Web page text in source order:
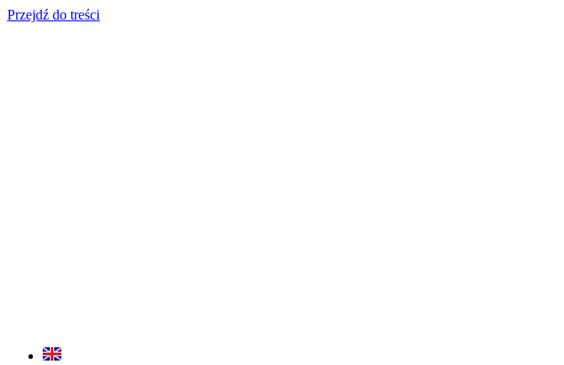
Przejdź do treści